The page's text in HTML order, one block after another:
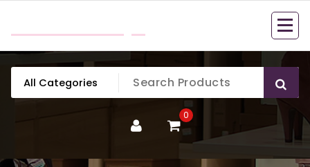
content
0